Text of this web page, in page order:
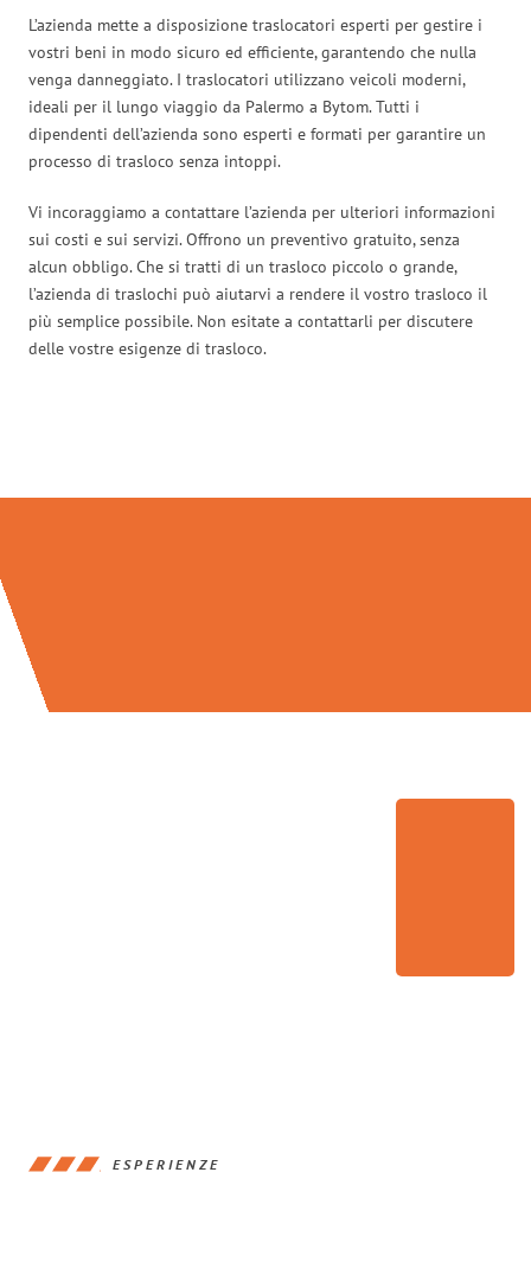
L’azienda mette a disposizione traslocatori esperti per gestire i
vostri beni in modo sicuro ed efficiente, garantendo che nulla
venga danneggiato. I traslocatori utilizzano veicoli moderni,
ideali per il lungo viaggio da Palermo a Bytom. Tutti i
dipendenti dell’azienda sono esperti e formati per garantire un
processo di trasloco senza intoppi.
Vi incoraggiamo a contattare l’azienda per ulteriori informazioni
sui costi e sui servizi. Offrono un preventivo gratuito, senza
alcun obbligo. Che si tratti di un trasloco piccolo o grande,
l’azienda di traslochi può aiutarvi a rendere il vostro trasloco il
più semplice possibile. Non esitate a contattarli per discutere
delle vostre esigenze di trasloco.
ESPERIENZE